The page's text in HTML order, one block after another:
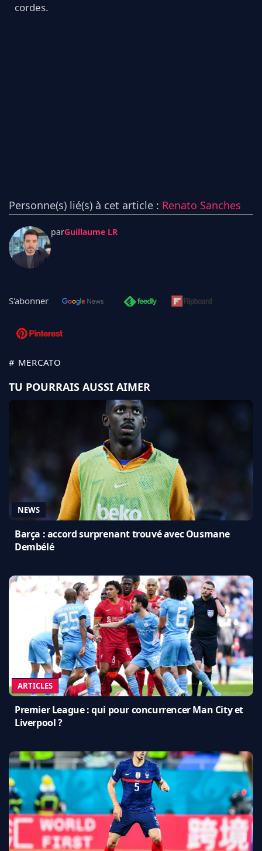
cordes.
Personne(s) lié(s) à cet article : Renato Sanches
parGuillaume LR
S'abonner
# MERCATO
TU POURRAIS AUSSI AIMER
NEWS
Barça : accord surprenant trouvé avec Ousmane
Dembélé
ARTICLES
Premier League : qui pour concurrencer Man City et
Liverpool ?